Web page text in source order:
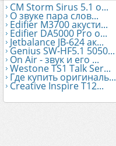
CM Storm Sirus 5.1 о...
О звуке пара слов...
Edifier М3700 акусти...
Edifier DA5000 Pro о...
Jetbalance JB-624 ак...
Genius SW-HF5.1 5050...
On Air - звук и его ...
Westone TS1 Talk Ser...
Где купить оригиналь...
Creative Inspire T12...